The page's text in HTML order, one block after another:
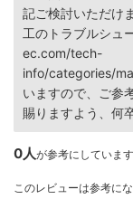
記ご検討いただけ
工のトラブルシュ
ec.com/tech-
info/categories/
いますので、ご参
賜りますよう、何
0人が参考にしています
このレビューは参考に